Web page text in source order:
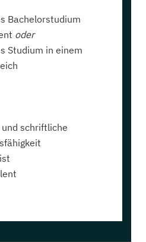
Bachelorstudium
oder
Studium in einem
schriftliche